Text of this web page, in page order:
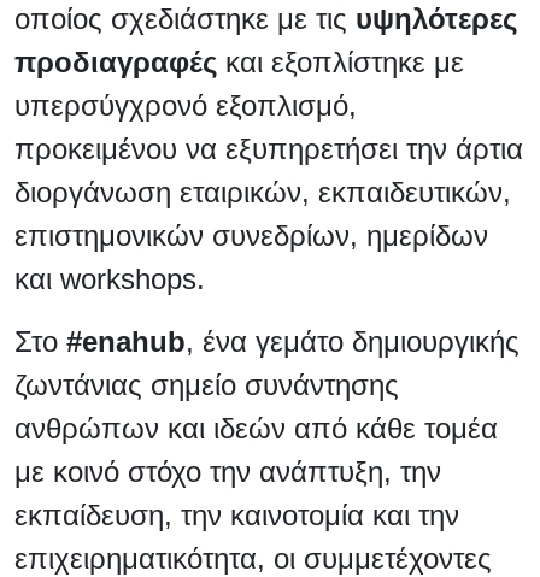
οποίος σχεδιάστηκε με τις υψηλότερες
προδιαγραφές και εξοπλίστηκε με
υπερσύγχρονό εξοπλισμό,
προκειμένου να εξυπηρετήσει την άρτια
διοργάνωση εταιρικών, εκπαιδευτικών,
επιστημονικών συνεδρίων, ημερίδων
και workshops.
Στο #enahub, ένα γεμάτο δημιουργικής
ζωντάνιας σημείο συνάντησης
ανθρώπων και ιδεών από κάθε τομέα
με κοινό στόχο την ανάπτυξη, την
εκπαίδευση, την καινοτομία και την
επιχειρηματικότητα, οι συμμετέχοντες